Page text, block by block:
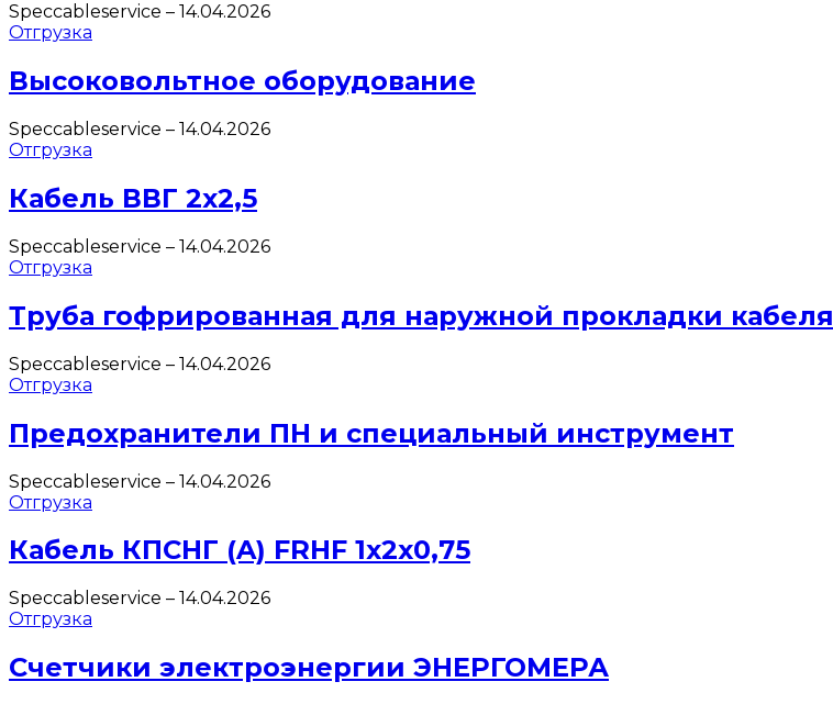
Speccableservice – 14.04.2026
Отгрузка
Высоковольтное оборудование
Speccableservice – 14.04.2026
Отгрузка
Кабель ВВГ 2х2,5
Speccableservice – 14.04.2026
Отгрузка
Труба гофрированная для наружной прокладки кабеля
Speccableservice – 14.04.2026
Отгрузка
Предохранители ПН и специальный инструмент
Speccableservice – 14.04.2026
Отгрузка
Кабель КПСНГ (A) FRHF 1х2х0,75
Speccableservice – 14.04.2026
Отгрузка
Счетчики электроэнергии ЭНЕРГОМЕРА